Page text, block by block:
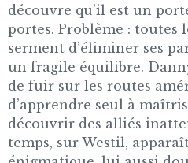
découvre qu'il est un
portes. Problème : toutes
serment d’éliminer ses
un fragile équilibre.
de fuir sur les routes
d’apprendre seul à
découvrir des alliés
temps, sur Westil,